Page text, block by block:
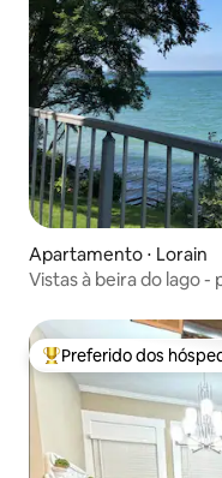
Apartamento ⋅ Lorain
Vistas à beira do lago
Entre os melhores
Preferido dos